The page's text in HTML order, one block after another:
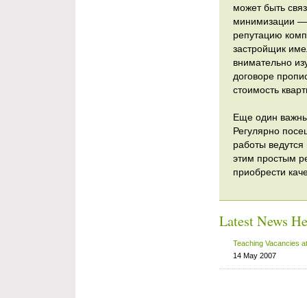
может быть
минимизации —
репутацию
застройщик
внимательно
договоре
стоимость
Еще один
Регулярно
работы
этим простым
приобрести
Latest News
Teaching Vacancies
14 May 2007